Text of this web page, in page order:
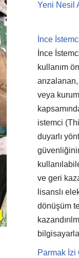
Yeni Nesil
İnce
İnce
kullanım
veya
istemci
duyarlı
ve geri
lisanslı
dönüşüm
Parmak İzi